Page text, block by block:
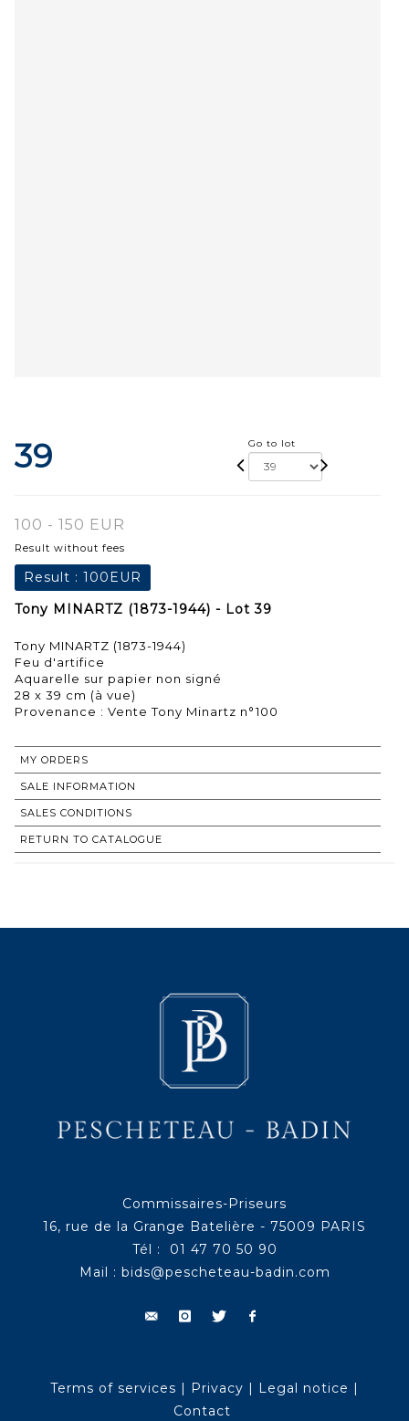
39 Go to lot
100 - 150 EUR
Result without fees
Result : 100EUR
Tony MINARTZ (1873-1944) - Lot 39
Tony MINARTZ (1873-1944)
Feu d'artifice
Aquarelle sur papier non signé
28 x 39 cm (à vue)
Provenance : Vente Tony Minartz n°100
MY ORDERS
SALE INFORMATION
SALES CONDITIONS
RETURN TO CATALOGUE
Commissaires-Priseurs
16, rue de la Grange Batelière - 75009 PARIS
Tél : 01 47 70 50 90
Mail : bids@pescheteau-badin.com
Terms of services | Privacy | Legal notice |
Contact